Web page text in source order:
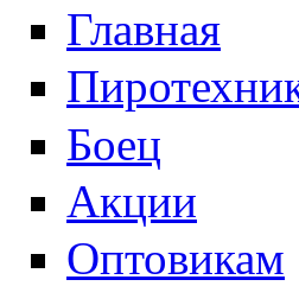
Главная
Боец
Акции
Оптовикам